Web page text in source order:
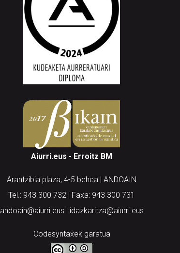
Aiurri.eus - Erroitz BM
Arantzibia plaza, 4-5 behea | ANDOAIN
Tel.: 943 300 732 | Faxa: 943 300 731
andoain@aiurri.eus | idazkaritza@aiurri.eus
Codesyntaxek garatua